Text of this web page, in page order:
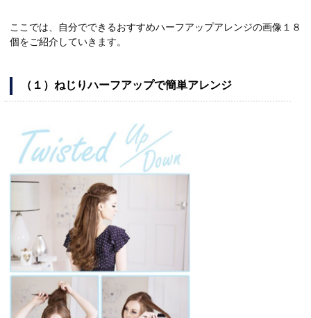
ここでは、自分でできるおすすめハーフアップアレンジの画像１８
個をご紹介していきます。
（１）ねじりハーフアップで簡単アレンジ